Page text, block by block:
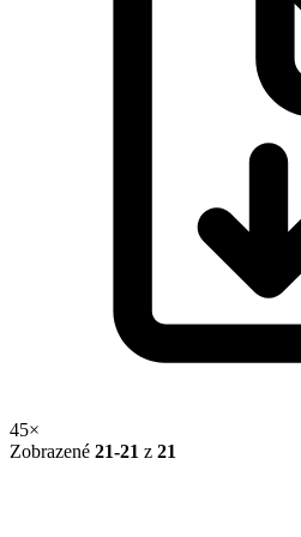
45×
Zobrazené 21-21 z 21